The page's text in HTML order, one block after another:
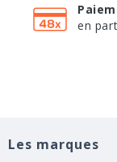
en
Les marques